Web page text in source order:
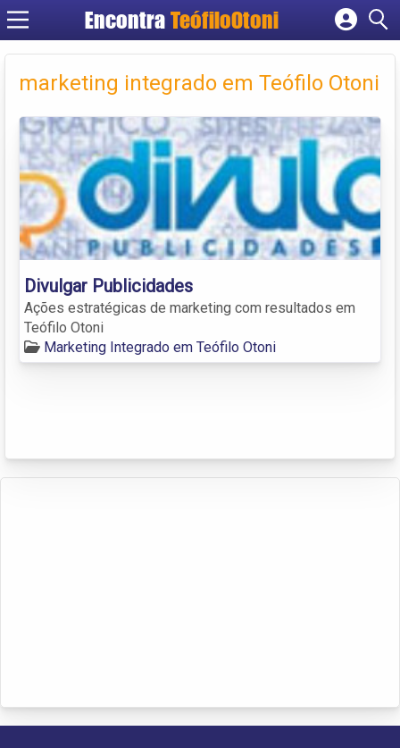
Encontra TeófiloOtoni
Cadastrar empresa
Criar conta
marketing integrado em Teófilo Otoni
Divulgar Publicidades
Ações estratégicas de marketing com resultados em
Teófilo Otoni
Marketing Integrado em Teófilo Otoni